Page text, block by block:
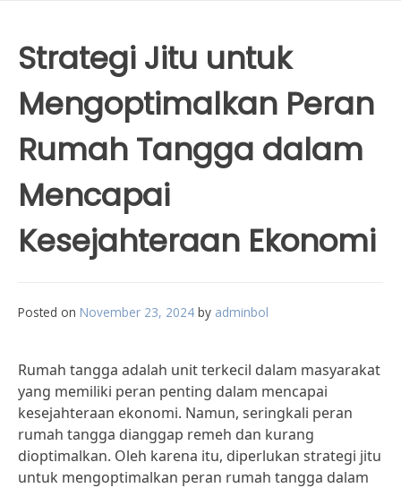
Strategi Jitu untuk
Mengoptimalkan Peran
Rumah Tangga dalam
Mencapai
Kesejahteraan Ekonomi
Posted on November 23, 2024 by adminbol
Rumah tangga adalah unit terkecil dalam masyarakat
yang memiliki peran penting dalam mencapai
kesejahteraan ekonomi. Namun, seringkali peran
rumah tangga dianggap remeh dan kurang
dioptimalkan. Oleh karena itu, diperlukan strategi jitu
untuk mengoptimalkan peran rumah tangga dalam